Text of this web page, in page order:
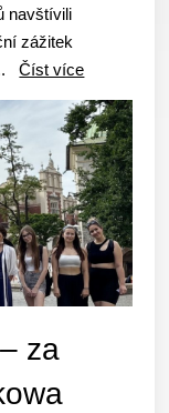
navštívili
zážitek
Číst více
za